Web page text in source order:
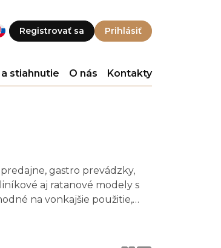
Registrovať sa Prihlásiť
stiahnutie O nás Kontakty
gastro prevádzky,
aj ratanové modely s
na vonkajšie použitie,